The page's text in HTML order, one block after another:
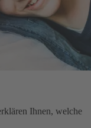
Ihnen, welche